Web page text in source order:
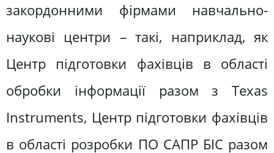
закордонними фірмами навчально-
наукові центри – такі, наприклад, як
Центр підготовки фахівців в області
обробки інформації разом з Texas
Instruments, Центр підготовки фахівців
в області розробки ПО САПР БІС разом